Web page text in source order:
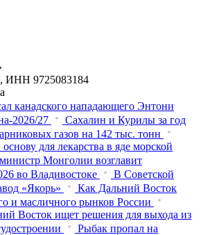
ИНН 9725083184
канадского нападающего Энтони
2026/27
Сахалин и Курилы за год
газов на 142 тыс. тонн
для лекарства в яде морской
Монголии возглавит
во Владивостоке
В Советской
«Якорь»
Как Дальний Восток
и масличного рынков России
Восток ищет решения для выхода из
Рыбак пропал на